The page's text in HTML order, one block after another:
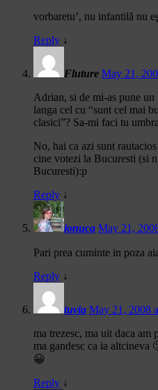
vorbaretu’, nu infantilă nu
Reply ↓
Fluture May 21,
Adrian, si de mi-as pune
langa cel cu “sunt cel mai
clasici”? Sa-mi faci tu
No, hai ca azi sunt
cine votezi la Bucuresti (si
Bucuresti):p
Reply ↓
ionuca May 21,
Pari prea cuminte in poza
Reply ↓
tuvia May 21, 2008
ma trezesc, ma uit daca am
ma gandesc ca ia altcineva
😀
Reply ↓